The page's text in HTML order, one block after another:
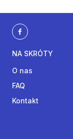
NA SKRÓTY
O nas
FAQ
Kontakt